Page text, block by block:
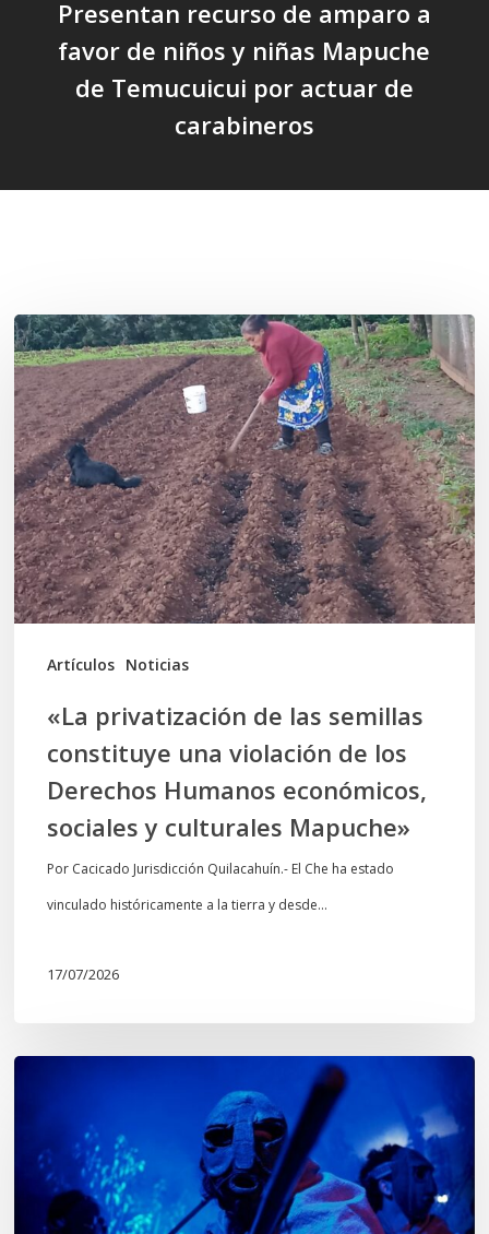
Presentan recurso de amparo a
favor de niños y niñas Mapuche
de Temucuicui por actuar de
carabineros
Artículos Noticias
«La
privatización
de
las
semillas
constituye
una
violación
de
Humanos
económicos,
sociales
culturales
Mapuche»
«La privatización de las semillas
constituye una violación de los
Derechos Humanos económicos,
sociales y culturales Mapuche»
Por Cacicado Jurisdicción Quilacahuín.- El Che ha estado
vinculado históricamente a la tierra y desde…
17/07/2026
tiempos
Wiñoy